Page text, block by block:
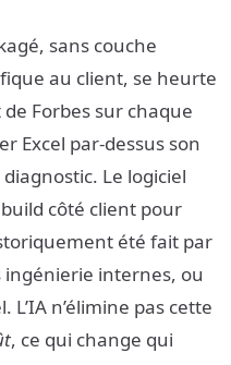
sans couche
au client, se heurte
Forbes sur chaque
Excel par-dessus son
Le logiciel
côté client pour
été fait par
ingénierie internes, ou
L’IA n’élimine pas cette
, ce qui change qui